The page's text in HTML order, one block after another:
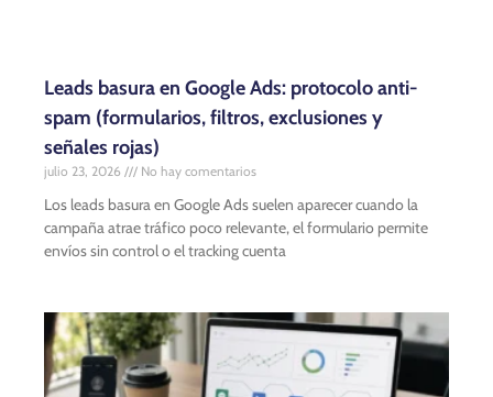
Leads basura en Google Ads: protocolo anti-
spam (formularios, filtros, exclusiones y
señales rojas)
julio 23, 2026 No hay comentarios
Los leads basura en Google Ads suelen aparecer cuando la
campaña atrae tráfico poco relevante, el formulario permite
envíos sin control o el tracking cuenta